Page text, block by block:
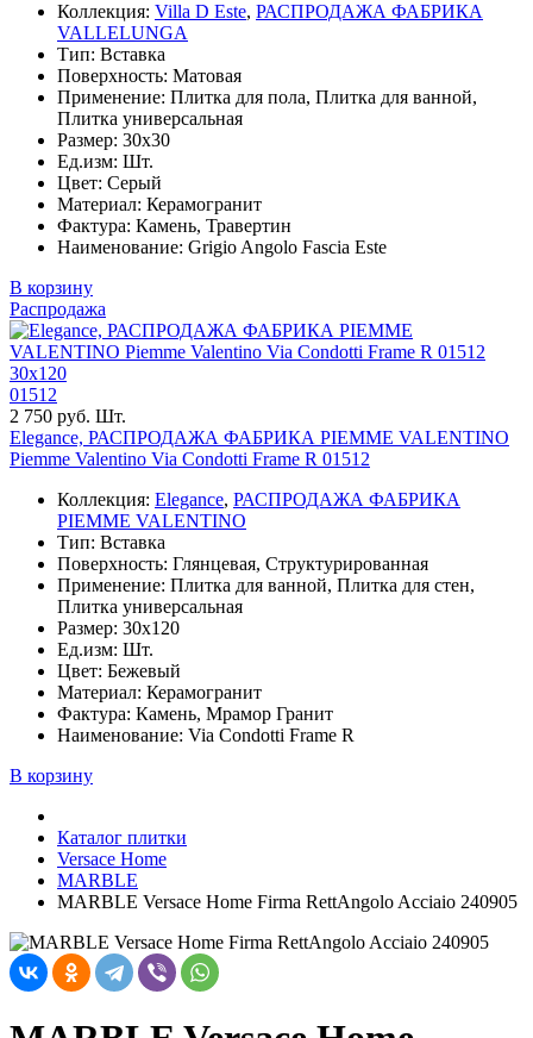
Коллекция: Villa D Este, РАСПРОДАЖА ФАБРИКА
VALLELUNGA
Тип: Вставка
Поверхность: Матовая
Применение: Плитка для пола, Плитка для ванной,
Плитка универсальная
Размер: 30x30
Ед.изм: Шт.
Цвет: Серый
Материал: Керамогранит
Фактура: Камень, Травертин
Наименование: Grigio Angolo Fascia Este
В корзину
Распродажа
30x120
01512
2 750 руб. Шт.
Elegance, РАСПРОДАЖА ФАБРИКА PIEMME VALENTINO
Piemme Valentino Via Condotti Frame R 01512
Коллекция: Elegance, РАСПРОДАЖА ФАБРИКА
PIEMME VALENTINO
Тип: Вставка
Поверхность: Глянцевая, Структурированная
Применение: Плитка для ванной, Плитка для стен,
Плитка универсальная
Размер: 30x120
Ед.изм: Шт.
Цвет: Бежевый
Материал: Керамогранит
Фактура: Камень, Мрамор Гранит
Наименование: Via Condotti Frame R
В корзину
Каталог плитки
Versace Home
MARBLE
MARBLE Versace Home Firma RettAngolo Acciaio 240905